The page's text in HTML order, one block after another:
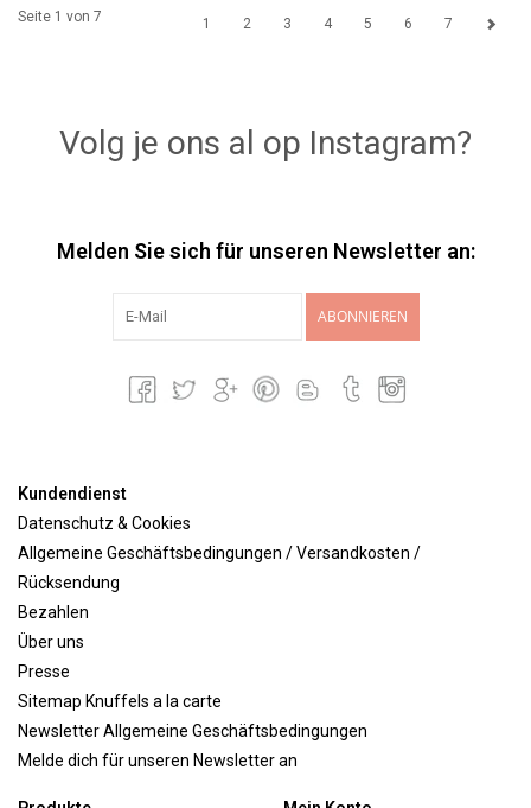
Seite 1 von 7 1 2 3 4 5 6 7
Volg je ons al op Instagram?
Melden Sie sich für unseren Newsletter an:
ABONNIEREN
Kundendienst
Datenschutz & Cookies
Allgemeine Geschäftsbedingungen / Versandkosten /
Rücksendung
Bezahlen
Über uns
Presse
Sitemap Knuffels a la carte
Newsletter Allgemeine Geschäftsbedingungen
Melde dich für unseren Newsletter an